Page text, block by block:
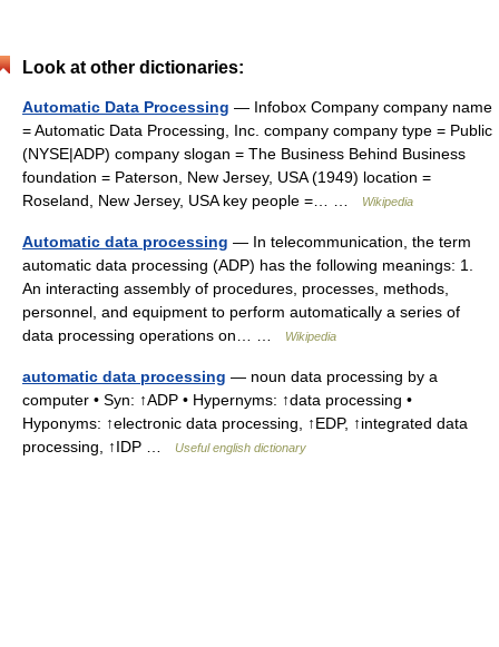
Look at other dictionaries:
Automatic Data Processing — Infobox Company company name
= Automatic Data Processing, Inc. company company type = Public
(NYSE|ADP) company slogan = The Business Behind Business
foundation = Paterson, New Jersey, USA (1949) location =
Roseland, New Jersey, USA key people =… …
Wikipedia
Automatic data processing — In telecommunication, the term
automatic data processing (ADP) has the following meanings: 1.
An interacting assembly of procedures, processes, methods,
personnel, and equipment to perform automatically a series of
data processing operations on… …
Wikipedia
automatic data processing — noun data processing by a
computer • Syn: ↑ADP • Hypernyms: ↑data processing •
Hyponyms: ↑electronic data processing, ↑EDP, ↑integrated data
processing, ↑IDP …
Useful english dictionary